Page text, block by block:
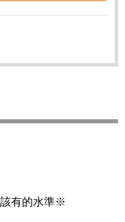
有的水準※